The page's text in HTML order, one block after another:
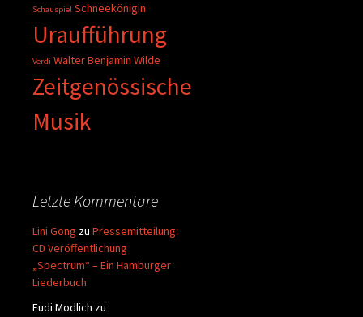
Schauspiel Schneekönigin
Uraufführung
Verdi Walter Benjamin Wilde
Zeitgenössische
Musik
Letzte Kommentare
Lini Gong zu Pressemitteilung:
CD Veröffentlichung
„Spectrum“ – Ein Hamburger
Liederbuch
Fudi Modlich zu